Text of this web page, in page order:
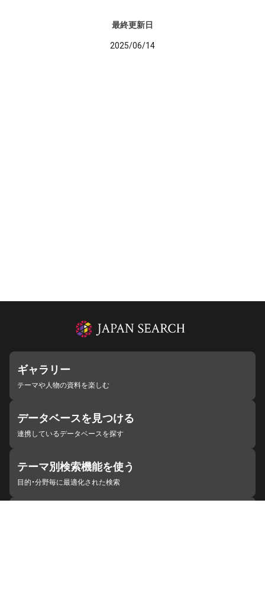
最終更新日
2025/06/14
ギャラリー
テーマや人物の資料を楽しむ
データベースを見つける
連携しているデータベースを探す
テーマ別検索機能を使う
目的・分野毎に最適化された検索